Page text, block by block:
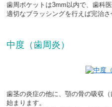
歯周ポケットは3mm以内で、歯科
適切なブラッシングを行えば完治さ
中度（歯周炎）
歯茎の炎症の他に、顎の骨の吸収
始まります。